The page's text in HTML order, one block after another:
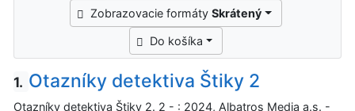
Zobrazovacie formátySkrátený
Do košíka
1. Otazníky detektiva Štiky 2
Otazníky detektiva Štiky 2. 2 - : 2024, Albatros Media a.s. -